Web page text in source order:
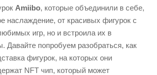
Amiibo, которые объединили в себе,
наслаждение, от красивых фигурок с
игр, но и встроила их в
Давайте попробуем разобраться, как
фигурок, на которых они
NFT чип, который может